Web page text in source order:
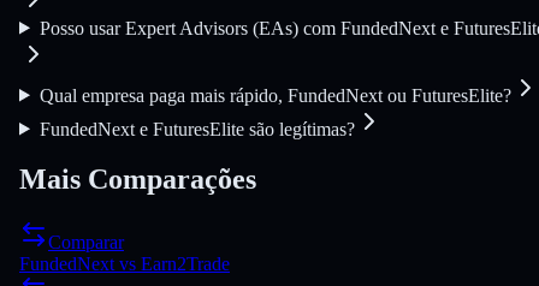
Posso usar Expert Advisors (EAs) com FundedNext e
Qual empresa paga mais rápido, FundedNext ou FuturesElite?
FundedNext e FuturesElite são legítimas?
Mais Comparações
Comparar
FundedNext vs Earn2Trade